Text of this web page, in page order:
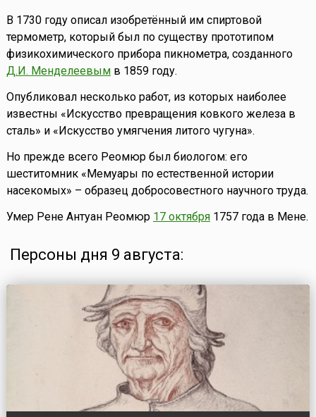
В 1730 году описал изобретённый им спиртовой
термометр, который был по существу прототипом
физикохимического прибора пикнометра, созданного
Д.И. Менделеевымв 1859 году.
Опубликовал несколько работ, из которых наиболее
известны «Искусство превращения ковкого железа в
сталь» и «Искусство умягчения литого чугуна».
Но прежде всего Реомюр был биологом: его
шеститомник «Мемуары по естественной истории
насекомых» – образец добросовестного научного труда.
Умер Рене Антуан Реомюр 17 октября1757 года в Мене.
Персоны дня 9 августа: